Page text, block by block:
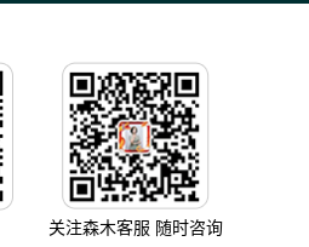
关注森木客服 随时咨询